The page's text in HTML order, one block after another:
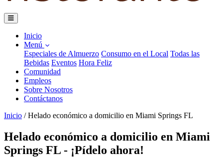
Inicio
Menú
Especiales de Almuerzo Consumo en el Local Todas las
Bebidas Eventos Hora Feliz
Comunidad
Empleos
Sobre Nosotros
Contáctanos
Inicio / Helado económico a domicilio en Miami Springs FL
Helado económico a domicilio en Miami
Springs FL - ¡Pídelo ahora!